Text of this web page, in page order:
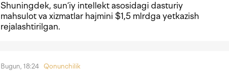
Shuningdek, sun’iy intellekt asosidagi dasturiy
mahsulot va xizmatlar hajmini $1,5 mlrdga yetkazish
rejalashtirilgan.
Bugun, 18:24 Qonunchilik